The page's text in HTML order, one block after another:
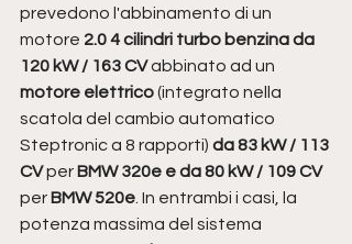
prevedono l'abbinamento di un
motore 2.0 4 cilindri turbo benzina da
120 kW / 163 CV abbinato ad un
motore elettrico (integrato nella
scatola del cambio automatico
Steptronic a 8 rapporti) da 83 kW / 113
CV per BMW 320e e da 80 kW / 109 CV
per BMW 520e. In entrambi i casi, la
potenza massima del sistema